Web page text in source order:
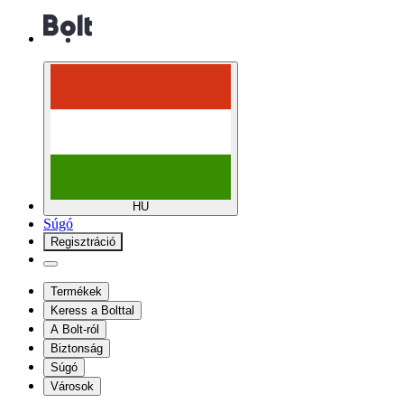
HU
Súgó
Regisztráció
Termékek
Keress a Bolttal
A Bolt-ról
Biztonság
Súgó
Városok